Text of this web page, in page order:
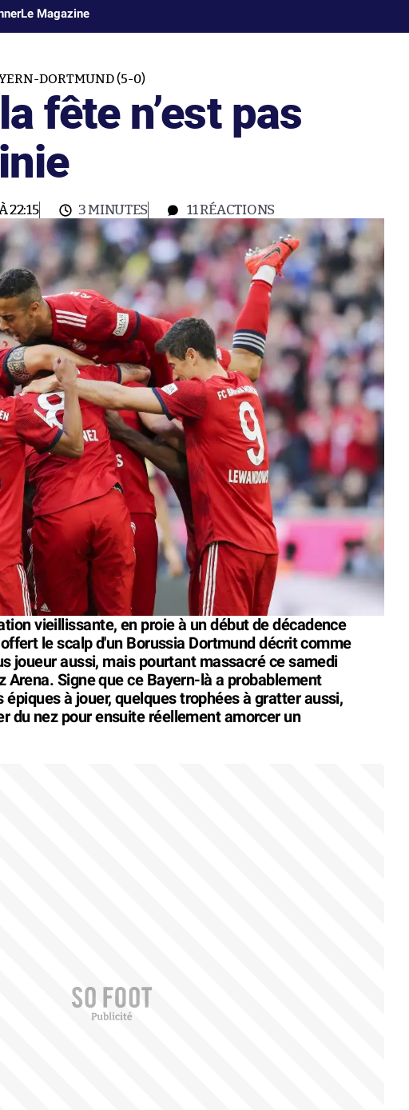
Le Magazine
DORTMUND (5-0)
fête n’est pas
22:15 3 MINUTES 11RÉACTIONS
vieillissante, en proie à un début de décadence
le scalp d'un Borussia Dortmund décrit comme
joueur aussi, mais pourtant massacré ce samedi
Arena. Signe que ce Bayern-là a probablement
à jouer, quelques trophées à gratter aussi,
du nez pour ensuite réellement amorcer un